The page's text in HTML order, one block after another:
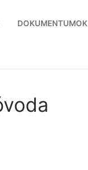
DOKUMENTUMOK